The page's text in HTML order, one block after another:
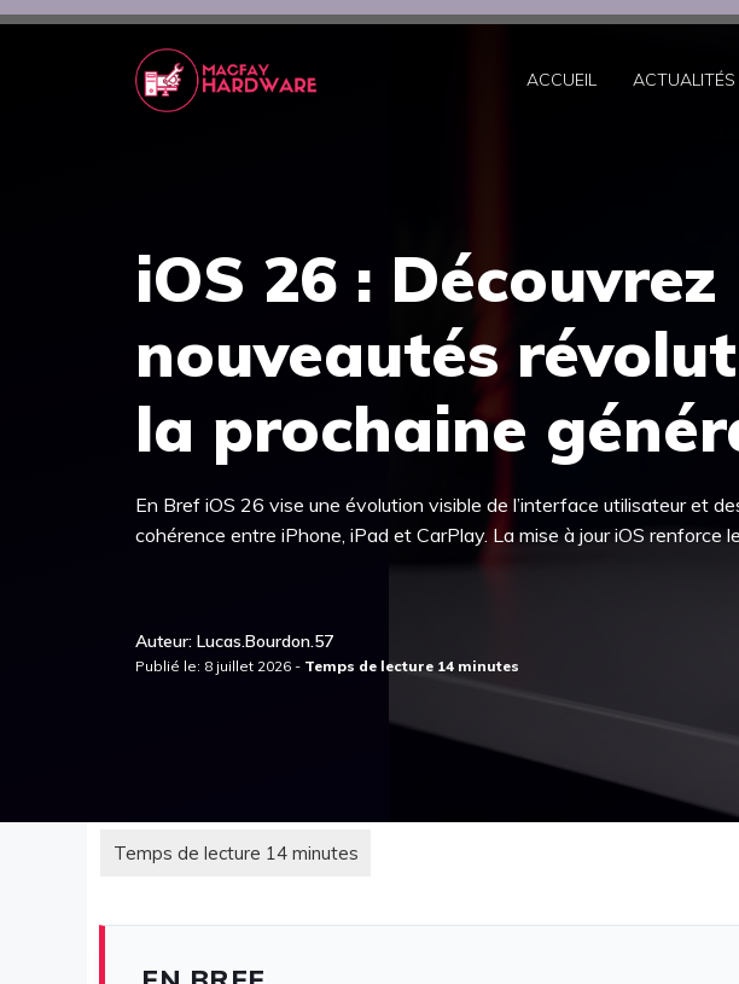
Aller
ACCUEIL ACTUALITÉS
iOS 26 : Découvrez
nouveautés
la prochaine
En Bref iOS 26 vise une évolution visible de l’interface utilisateur et
cohérence entre iPhone, iPad et CarPlay. La mise à jour iOS renforce
Auteur: Lucas.Bourdon.57
Publié le: 8 juillet 2026 -